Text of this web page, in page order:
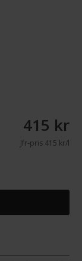
415 kr
Jfr-pris415 kr/l